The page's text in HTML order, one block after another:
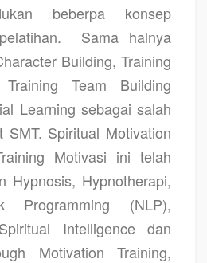
beberpa konsep
Sama halnya
Building, Training
Team Building
Learning sebagai salah
SMT. Spiritual Motivation
Motivasi ini telah
Hypnosis, Hypnotherapi,
Programming (NLP),
Intelligence dan
Motivation Training,